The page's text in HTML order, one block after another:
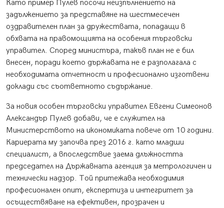
Като пример Пулев посочи неизпълнението на
задължението за представяне на шестмесечен
оздравителен план за дружествата, попадащи в
обхвата на правомощията на особения търговски
управител. Според министъра, такъв план не е бил
внесен, поради което държавата не е разполагала с
необходимата отчетност и професионално изготвени
доклади със съответното съдържание.
За новия особен търговски управител Евгени Симеонов
Александър Пулев добави, че е служител на
Министерството на икономиката повече от 10 години.
Кариерата му започва през 2016 г. като младши
специалист, а впоследствие заема длъжността
председател на Държавната агенция за метрологичен и
технически надзор. Той притежава необходимия
професионален опит, експертиза и интегритет за
осъществяване на ефективен, прозрачен и